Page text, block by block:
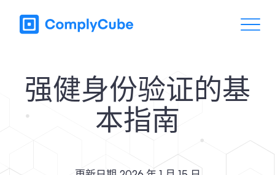
强健身份验证的基
本指南